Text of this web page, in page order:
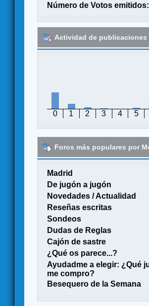
Número de Votos emitidos:
Actividad de publicaciones
0 1 2 3 4 5
Foros más populares por
Madrid
De jugón a jugón
Novedades / Actualidad
Reseñas escritas
Sondeos
Dudas de Reglas
Cajón de sastre
¿Qué os parece...?
Ayudadme a elegir: ¿Qué
me compro?
Besequero de la Semana